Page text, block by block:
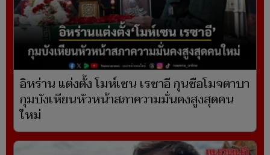
อิหร่าน แต่งตั้ง โมห์เซน เรซาอี กุนซือโมจตาบา
กุมบังเหียนหัวหน้าสภาความมั่นคงสูงสุดคน
ใหม่